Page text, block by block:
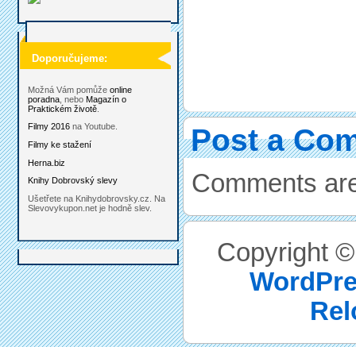
Doporučujeme:
Možná Vám pomůže online
poradna , nebo Magazín o
Praktickém životě
Filmy 2016 na Youtube.
Filmy ke stažení
Herna.biz
Knihy Dobrovský slevy
Ušetřete na Knihydobrovsky.cz. Na
Slevovykupon.net je hodně slev.
Post a
Comments
Copyright